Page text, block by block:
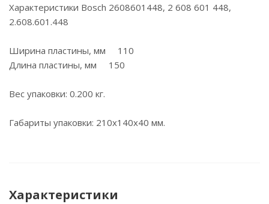
Характеристики Bosch 2608601448, 2 608 601 448,
2.608.601.448
Ширина пластины, мм 110
Длина пластины, мм 150
Вес упаковки: 0.200 кг.
Габариты упаковки: 210х140х40 мм.
Характеристики